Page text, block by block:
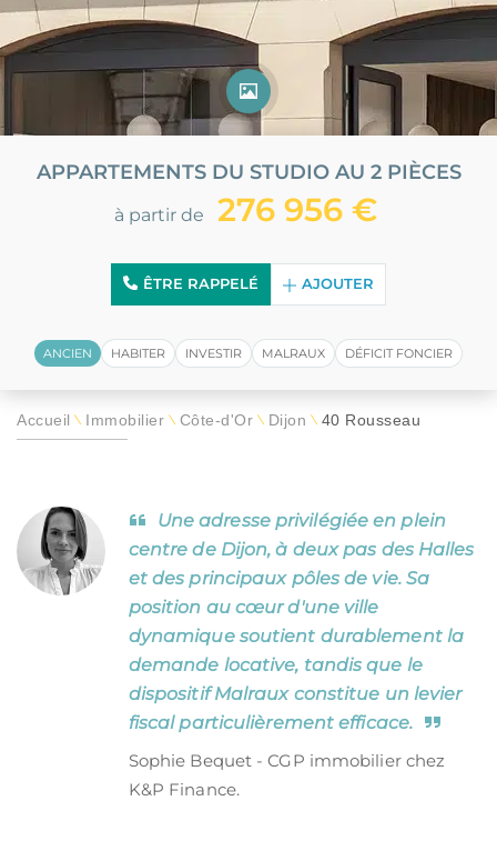
APPARTEMENTS DU STUDIO AU 2 PIÈCES
à partir de 276 956 €
ÊTRE RAPPELÉ AJOUTER
ANCIEN HABITER INVESTIR MALRAUX DÉFICIT FONCIER
Accueil \ Immobilier \ Côte-d'Or \ Dijon \ 40 Rousseau
Une adresse privilégiée en plein
centre de Dijon, à deux pas des Halles
et des principaux pôles de vie. Sa
position au cœur d'une ville
dynamique soutient durablement la
demande locative, tandis que le
dispositif Malraux constitue un levier
fiscal particulièrement efficace.
Sophie Bequet - CGP immobilier chez
K&P Finance.